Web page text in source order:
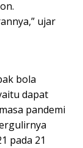
ujar
bola
dapat
pandemi
pada 21